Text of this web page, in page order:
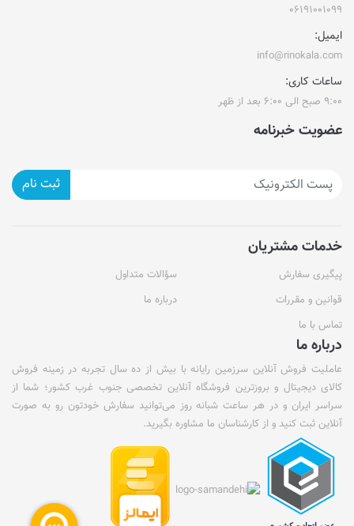
۰۶۱۹۱۰۰۱۰۹۹
ایمیل:
info@rinokala.com
ساعات کاری:
۹:۰۰ صبح الی ۶:۰۰ بعد از ظهر
عضویت خبرنامه
ثبت نام
خدمات مشتریان
پیگیری سفارش
سؤالات متداول
قوانین و مقررات
درباره ما
تماس با ما
درباره ما
عاملیت فروش آنلاین سرزمین رایانه با بیش از ده سال تجربه در زمینه فروش
کالای دیجیتال و بروزترین فروشگاه آنلاین تخصصی جنوب غرب کشور؛ شما از
سراسر ایران و در هر ساعت شبانه روز می‌توانید سفارش خودتون رو به صورت
آنلاین ثبت کنید و از کارشناسان ما مشاوره بگیرید.